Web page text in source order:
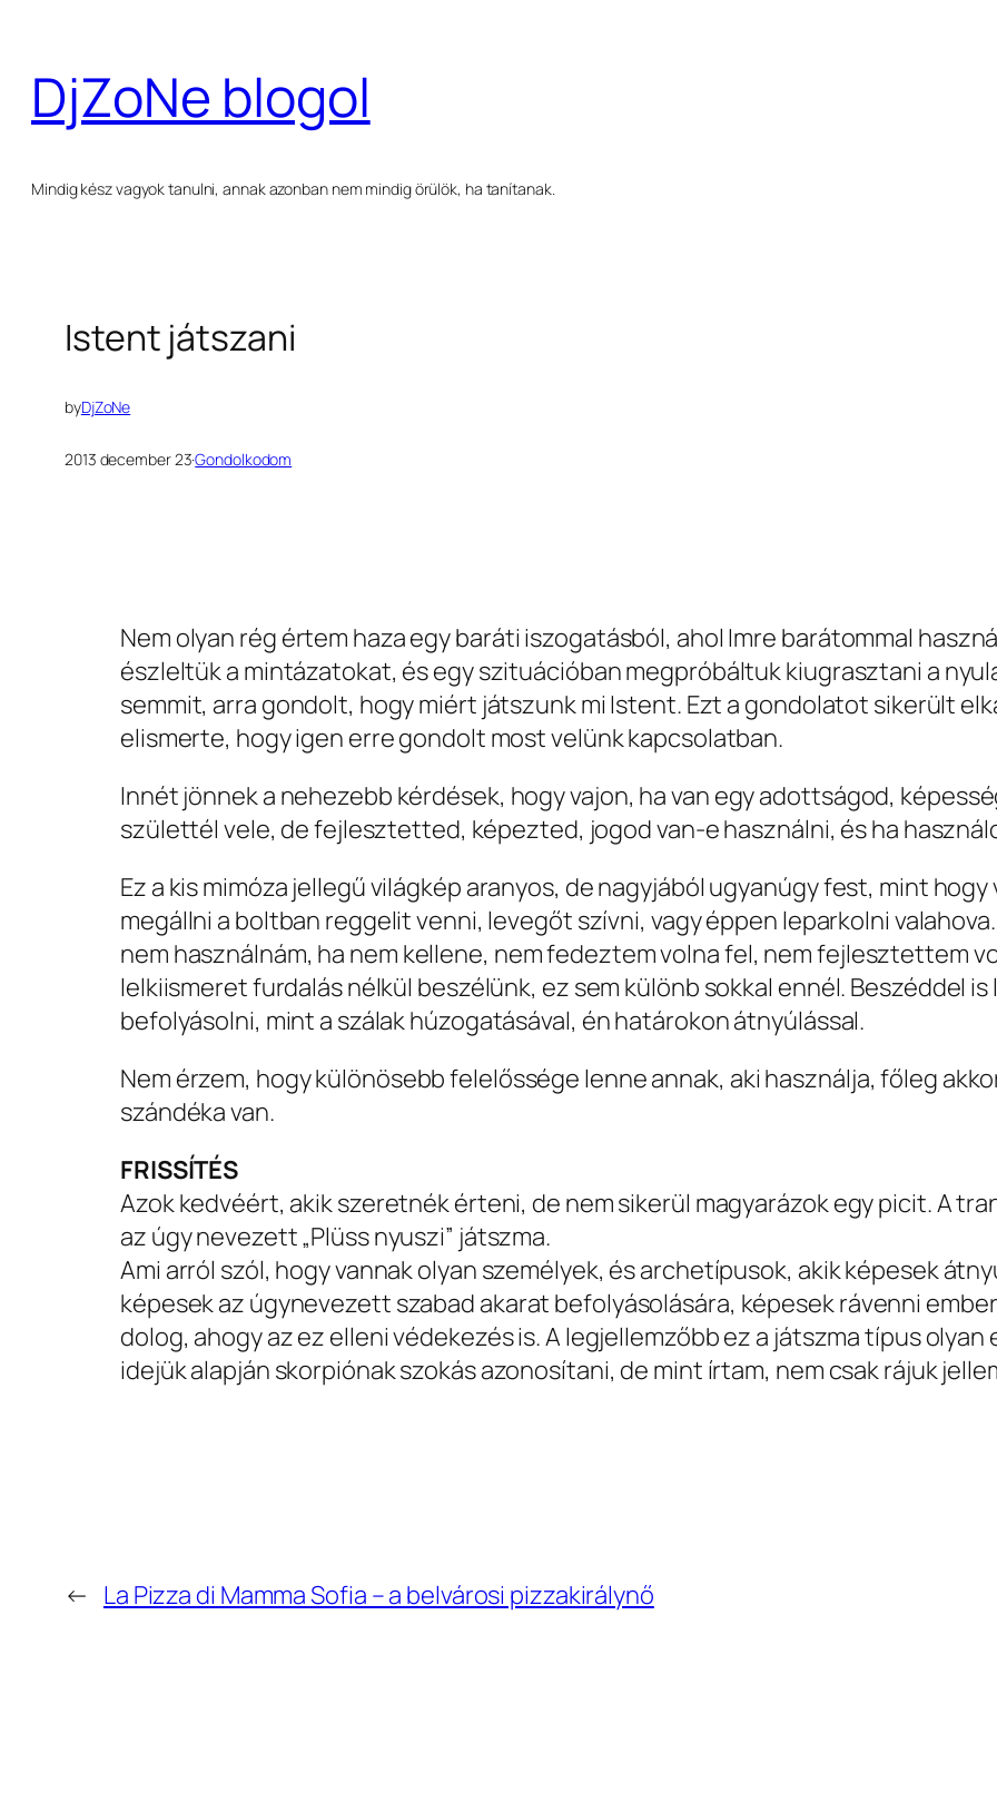
tartalomhoz
DjZoNe blogol
Mindig kész vagyok tanulni, annak azonban nem mindig örülök, ha tanítanak.
Istent játszani
byDjZoNe
2013 december 23·Gondolkodom
Nem olyan rég értem haza egy baráti iszogatásból, ahol Imre barátommal
észleltük a mintázatokat, és egy szituációban megpróbáltuk kiugrasztani a
semmit, arra gondolt, hogy miért játszunk mi Istent. Ezt a gondolatot sikerült
elismerte, hogy igen erre gondolt most velünk kapcsolatban.
Innét jönnek a nehezebb kérdések, hogy vajon, ha van egy adottságod,
születtél vele, de fejlesztetted, képezted, jogod van-e használni, és ha
Ez a kis mimóza jellegű világkép aranyos, de nagyjából ugyanúgy fest, mint
megállni a boltban reggelit venni, levegőt szívni, vagy éppen leparkolni
nem használnám, ha nem kellene, nem fedeztem volna fel, nem fejlesztettem
lelkiismeret furdalás nélkül beszélünk, ez sem különb sokkal ennél. Beszéddel
befolyásolni, mint a szálak húzogatásával, én határokon átnyúlással.
Nem érzem, hogy különösebb felelőssége lenne annak, aki használja, főleg
szándéka van.
FRISSÍTÉS
Azok kedvéért, akik szeretnék érteni, de nem sikerül magyarázok egy picit. A
az úgy nevezett „Plüss nyuszi” játszma.
Ami arról szól, hogy vannak olyan személyek, és archetípusok, akik képesek
képesek az úgynevezett szabad akarat befolyásolására, képesek rávenni
dolog, ahogy az ez elleni védekezés is. A legjellemzőbb ez a játszma típus
idejük alapján skorpiónak szokás azonosítani, de mint írtam, nem csak rájuk
← La Pizza di Mamma Sofia – a belvárosi pizzakirálynő